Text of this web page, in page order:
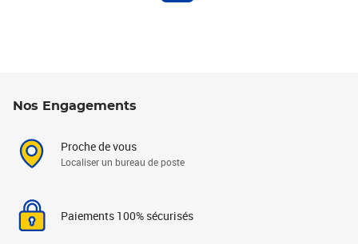
Nos Engagements
Proche de vous
Localiser un bureau de poste
Paiements 100% sécurisés